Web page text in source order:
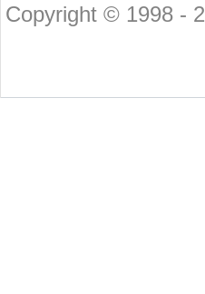
Copyright © 1998 -